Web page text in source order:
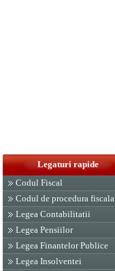
Legaturi rapide
Codul Fiscal
Codul de procedura fiscala
Legea Contabilitatii
Legea Pensiilor
Legea Finantelor Publice
Legea Insolventei